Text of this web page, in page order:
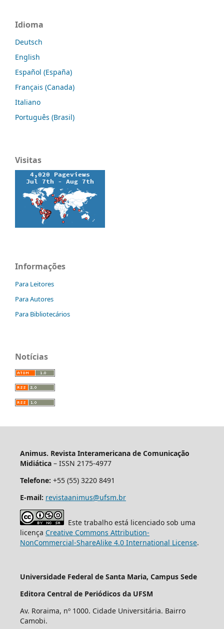
Idioma
Deutsch
English
Español (España)
Français (Canada)
Italiano
Português (Brasil)
Visitas
Informações
Para Leitores
Para Autores
Para Bibliotecários
Notícias
Animus. Revista Interamericana de Comunicação
Midiática– ISSN 2175-4977
Telefone: +55 (55) 3220 8491
E-mail: revistaanimus@ufsm.br
Este trabalho está licenciado sob uma
licença Creative Commons Attribution-
NonCommercial-ShareAlike 4.0 International License.
Universidade Federal de Santa Maria, Campus Sede
Editora Central de Periódicos da UFSM
Av. Roraima, nº 1000. Cidade Universitária. Bairro
Camobi.